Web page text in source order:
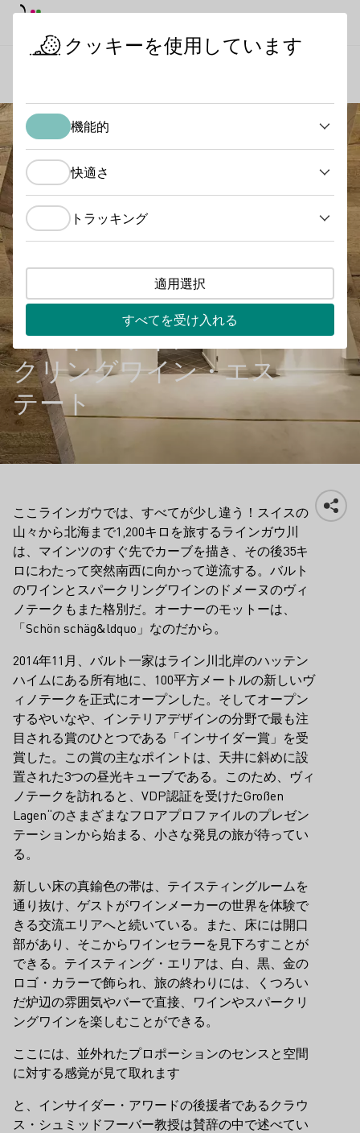
バルト・ワイン＆スパー
クリングワイン・エス
テート
ここラインガウでは、すべてが少し違う！スイスの
山々から北海まで1,200キロを旅するラインガウ川
は、マインツのすぐ先でカーブを描き、その後35キ
ロにわたって突然南西に向かって逆流する。バルト
のワインとスパークリングワインのドメーヌのヴィ
ノテークもまた格別だ。オーナーのモットーは、
「Schön schäg&ldquo」なのだから。
2014年11月、バルト一家はライン川北岸のハッテン
ハイムにある所有地に、100平方メートルの新しいヴ
ィノテークを正式にオープンした。そしてオープン
するやいなや、インテリアデザインの分野で最も注
目される賞のひとつである「インサイダー賞」を受
賞した。この賞の主なポイントは、天井に斜めに設
置された3つの昼光キューブである。このため、ヴィ
ノテークを訪れると、VDP認証を受けたGroßen
Lagen“のさまざまなフロアプロファイルのプレゼン
テーションから始まる、小さな発見の旅が待ってい
る。
新しい床の真鍮色の帯は、テイスティングルームを
通り抜け、ゲストがワインメーカーの世界を体験で
きる交流エリアへと続いている。また、床には開口
部があり、そこからワインセラーを見下ろすことが
できる。テイスティング・エリアは、白、黒、金の
ロゴ・カラーで飾られ、旅の終わりには、くつろい
だ炉辺の雰囲気やバーで直接、ワインやスパークリ
ングワインを楽しむことができる。
ここには、並外れたプロポーションのセンスと空間
に対する感覚が見て取れます
と、インサイダー・アワードの後援者であるクラウ
ス・シュミッドフーバー教授は賛辞の中で述べてい
クッキーを使用しています
機能的
快適さ
トラッキング
適用選択
すべてを受け入れる